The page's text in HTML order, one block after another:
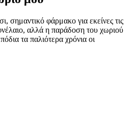
σημαντικό φάρμακο για εκείνες τις
αλλά η παράδοση του χωριού
τα παλιότερα χρόνια οι